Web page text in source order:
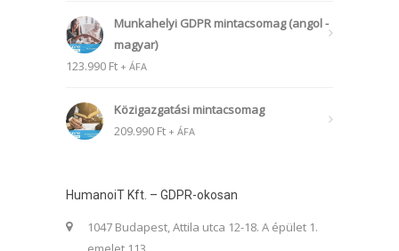
Munkahelyi GDPR mintacsomag (angol -
magyar)
123.990 Ft + ÁFA
Közigazgatási mintacsomag
209.990 Ft + ÁFA
HumanoiT Kft. – GDPR-okosan
1047 Budapest, Attila utca 12-18. A épület 1.